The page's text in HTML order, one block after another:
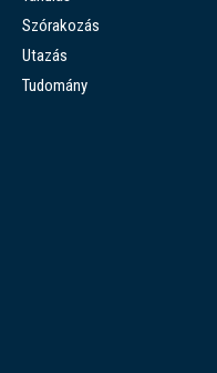
Szórakozás
Utazás
Tudomány